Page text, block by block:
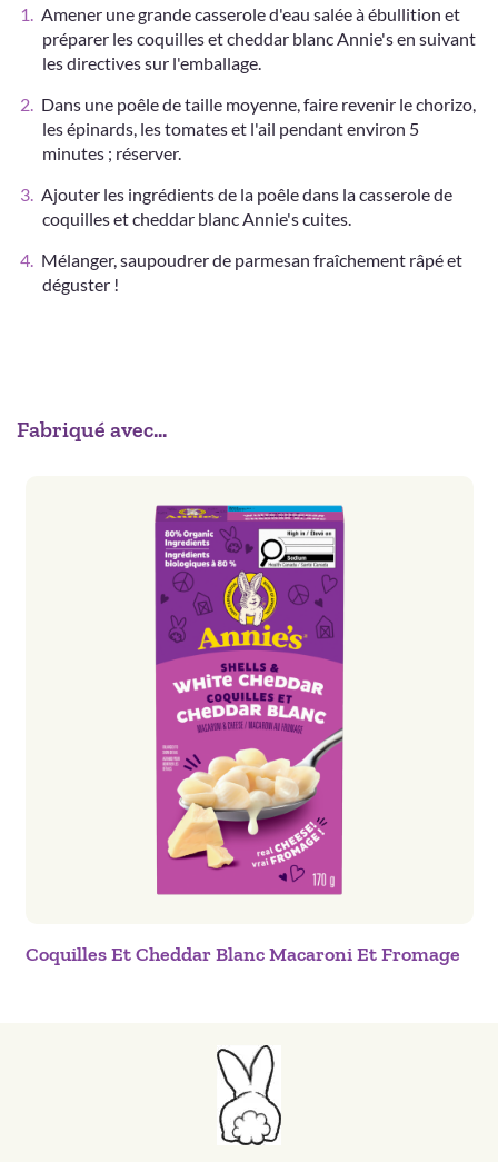
Amener une grande casserole d'eau salée à ébullition et
préparer les coquilles et cheddar blanc Annie's en suivant
les directives sur l'emballage.
Dans une poêle de taille moyenne, faire revenir le chorizo,
les épinards, les tomates et l'ail pendant environ 5
minutes ; réserver.
Ajouter les ingrédients de la poêle dans la casserole de
coquilles et cheddar blanc Annie's cuites.
Mélanger, saupoudrer de parmesan fraîchement râpé et
déguster !
Fabriqué avec...
Coquilles Et Cheddar Blanc Macaroni Et Fromage